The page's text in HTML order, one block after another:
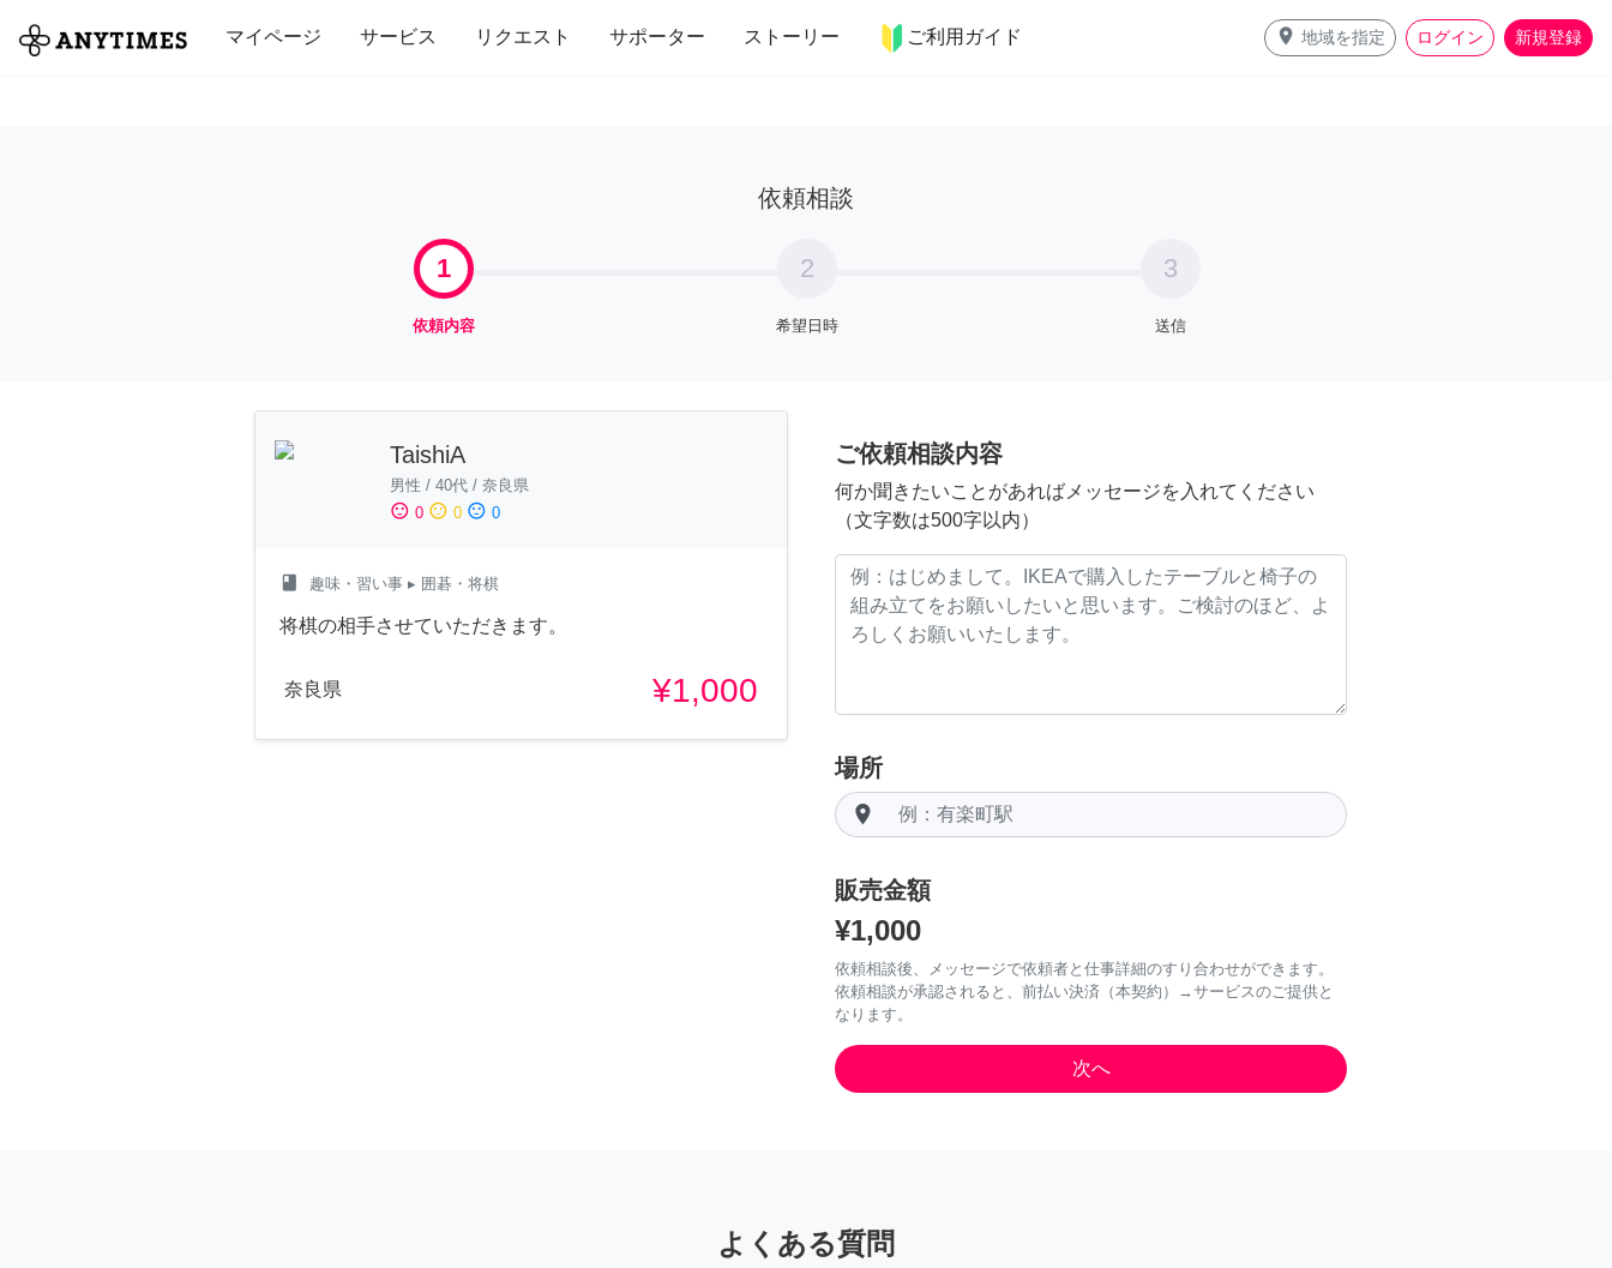
マイページ サービス リクエスト サポーター ストーリー ご利用ガイド place 地域を指定 ログイン 新規登録
全て 修理・組立 家事 引っ越し インテリア 趣味・習い事 ペット 料理
依頼相談
1
依頼内容
2
希望日時
3
送信
TaishiA
男性 / 40代 / 奈良県
sentiment_satisfied 0 sentiment_neutral 0 sentiment_dissatisfied 0
class 趣味・習い事 ▸ 囲碁・将棋
将棋の相手させていただきます。
奈良県 ¥1,000
ご依頼相談内容
何か聞きたいことがあればメッセージを入れてください
（文字数は500字以内）
場所
room
販売金額
¥1,000
依頼相談後、メッセージで依頼者と仕事詳細のすり合わせができます。
依頼相談が承認されると、前払い決済（本契約）→サービスのご提供と
なります。
よくある質問